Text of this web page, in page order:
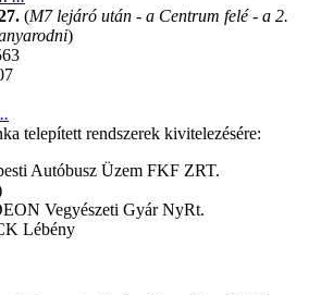
(M7 lejáró után - a Centrum felé - a 2.
)
telepített rendszerek kivitelezésére:
Autóbusz Üzem FKF ZRT.
Vegyészeti Gyár NyRt.
Lébény